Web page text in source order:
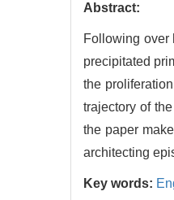
Abstract:
Following over
precipitated
the
trajectory of
the paper
architecting
Key words: